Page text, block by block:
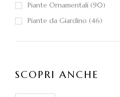
Piante Ornamentali 90
Piante da Giardino 46
SCOPRI ANCHE